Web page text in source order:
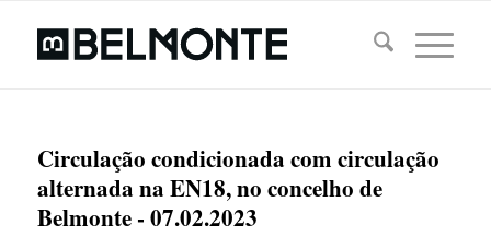
Circulação condicionada com circulação
alternada na EN18, no concelho de
Belmonte - 07.02.2023